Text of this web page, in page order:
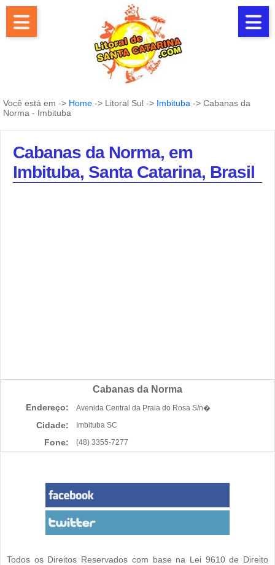
Você está em -> Home -> Litoral Sul -> Imbituba -> Cabanas da
Norma - Imbituba
Cabanas da Norma, em
Imbituba, Santa Catarina, Brasil
Cabanas da Norma
Endereço: Avenida Central da Praia do Rosa S/n�
Cidade: Imbituba SC
Fone: (48) 3355-7277
Todos os Direitos Reservados com base na Lei 9610 de Direito